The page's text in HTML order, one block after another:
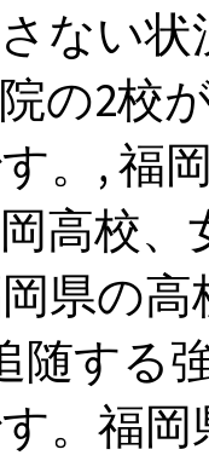
ない
の2校
。, 福
高校
県の
随する
。福